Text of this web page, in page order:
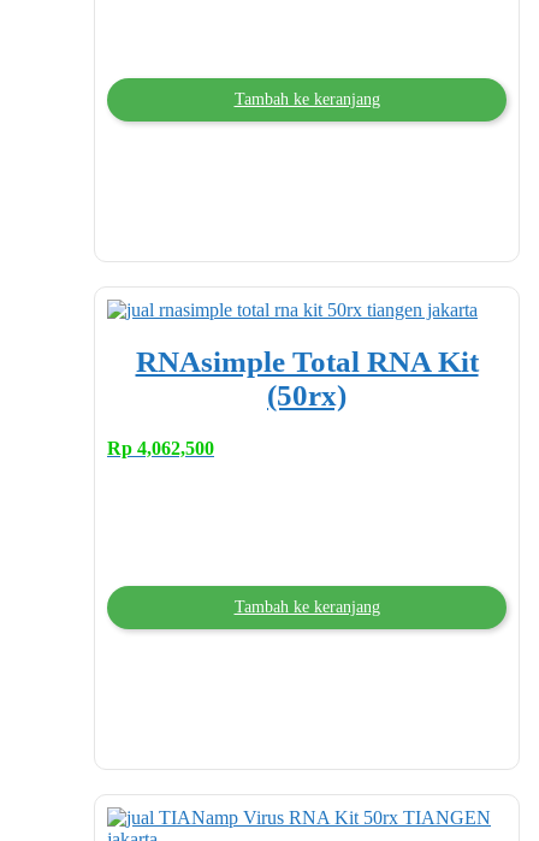
Tambah ke keranjang
RNAsimple Total RNA Kit
(50rx)
Rp 4,062,500
Tambah ke keranjang